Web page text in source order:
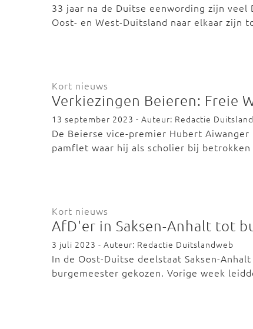
33 jaar na de Duitse eenwording zijn
Oost- en West-Duitsland naar elkaar zijn
Kort nieuws
Verkiezingen Beieren: Freie
13 september 2023 - Auteur: Redactie
De Beierse vice-premier Hubert
pamflet waar hij als scholier bij
Kort nieuws
AfD'er in Saksen-Anhalt tot
3 juli 2023 - Auteur: Redactie Duitslandweb
In de Oost-Duitse deelstaat Saksen-
burgemeester gekozen. Vorige week